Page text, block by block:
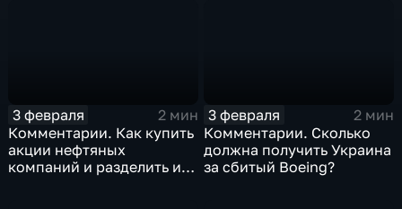
3 февраля
2 мин
Комментарии. Как купить
акции нефтяных
компаний и разделить их
3 февраля
2 мин
Комментарии. Сколько
должна получить Украина
за сбитый Boeing?